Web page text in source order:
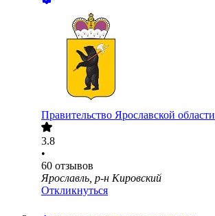
Правительство Ярославской области
3.8
•
60 отзывов
Ярославль, р-н Кировский
Откликнуться